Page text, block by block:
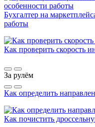
Бухгалтер на
работы
Как проверить скорость
За рулём
Как определить
Как почистить